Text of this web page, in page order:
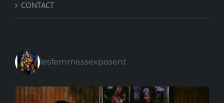
CONTACT
lesfemmessexposent